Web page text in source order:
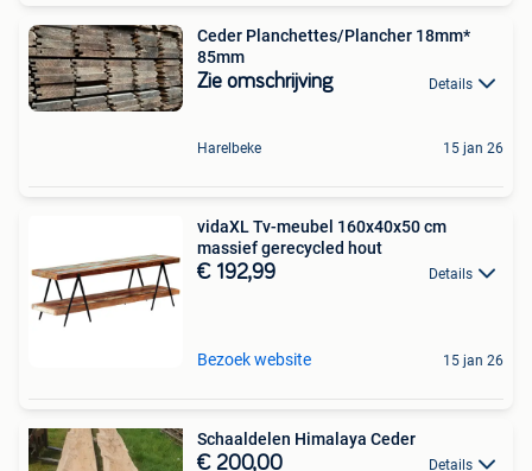
Ceder Planchettes/Plancher 18mm*
85mm
Zie omschrijving Details
Harelbeke 15 jan 26
vidaXL Tv-meubel 160x40x50 cm
massief gerecycled hout
€ 192,99 Details
Bezoek website 15 jan 26
Schaaldelen Himalaya Ceder
€ 200,00 Details